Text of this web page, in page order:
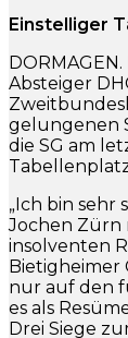
Einstelliger
Absteiger
gelungenen
die SG am
„Ich bin sehr
Jochen Zürn
insolventen
Bietigheimer
nur auf den
es als
Drei Siege